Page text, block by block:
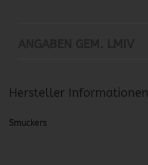
Hersteller Informationen
Smuckers